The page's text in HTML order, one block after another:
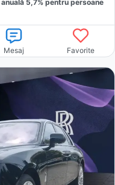
anuală 5,7% pentru persoane
Mesaj Favorite